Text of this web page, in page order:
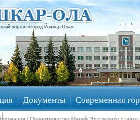
портал «Город Йошкар-Ола»
Документы Современная